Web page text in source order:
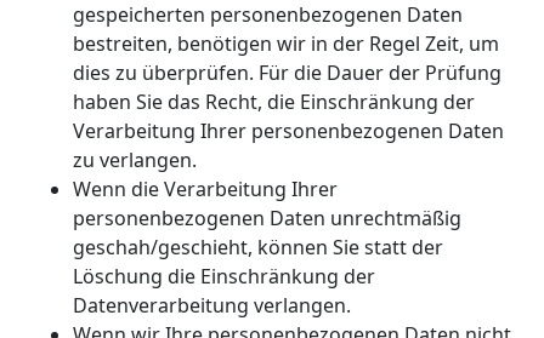
gespeicherten personenbezogenen Daten
bestreiten, benötigen wir in der Regel Zeit, um
dies zu überprüfen. Für die Dauer der Prüfung
haben Sie das Recht, die Einschränkung der
Verarbeitung Ihrer personenbezogenen Daten
zu verlangen.
Wenn die Verarbeitung Ihrer
personenbezogenen Daten unrechtmäßig
geschah/geschieht, können Sie statt der
Löschung die Einschränkung der
Datenverarbeitung verlangen.